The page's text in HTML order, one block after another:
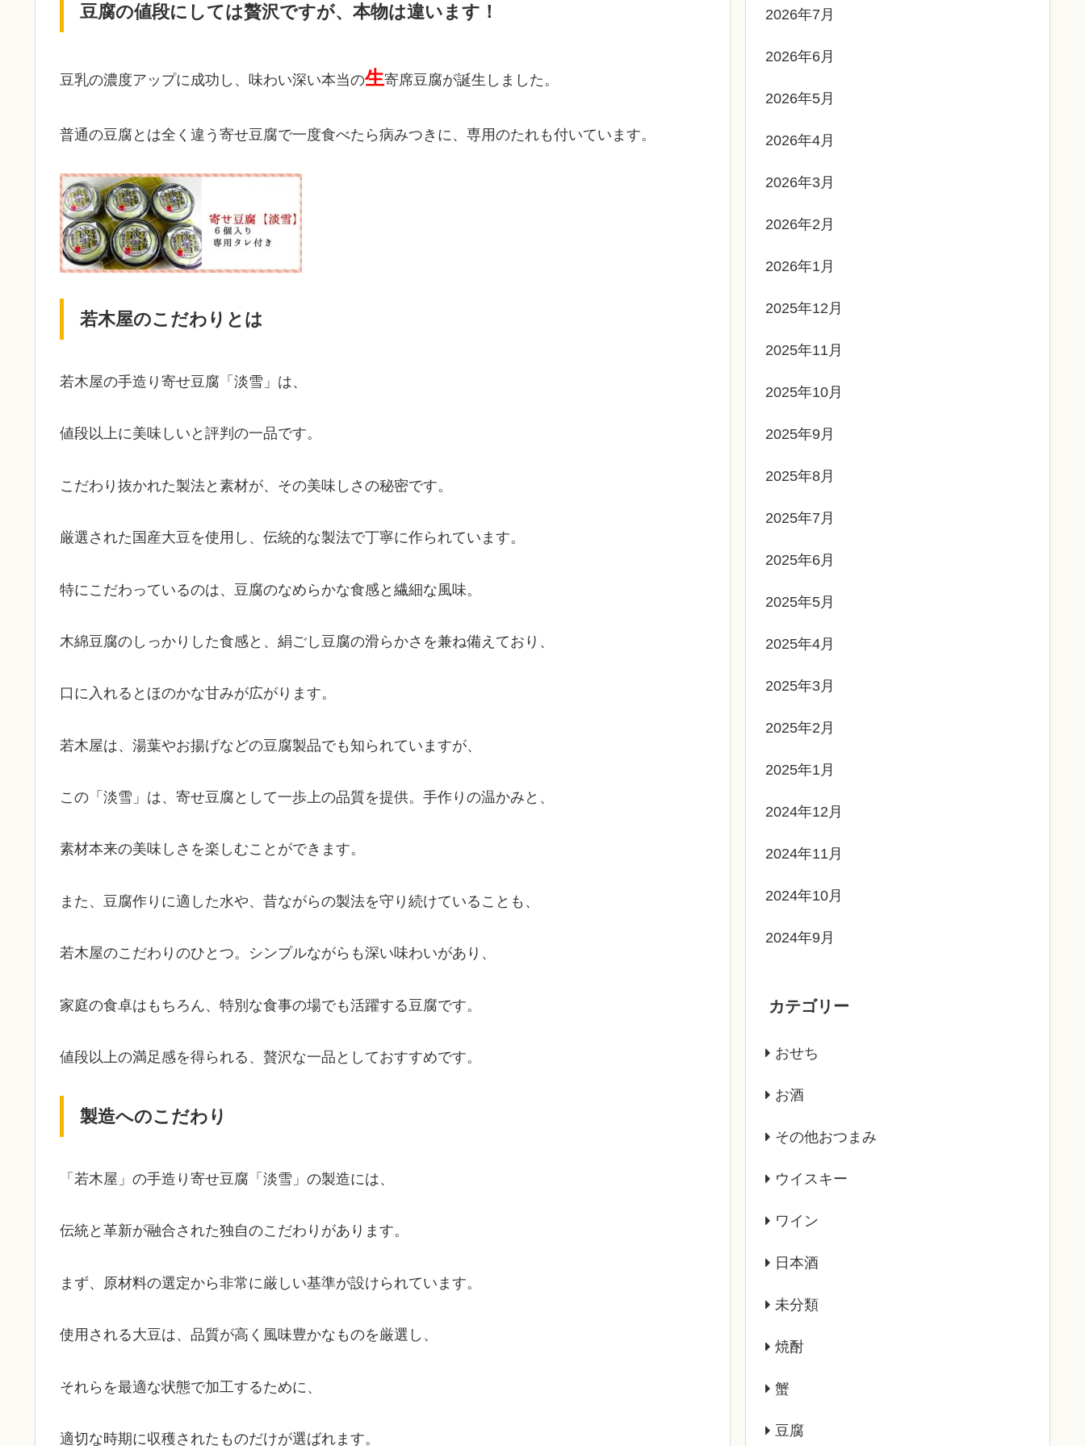
豆腐の値段にしては贅沢ですが、本物は違います！
豆乳の濃度アップに成功し、味わい深い本当の生寄席豆腐が誕生しました。
普通の豆腐とは全く違う寄せ豆腐で一度食べたら病みつきに、専用のたれも付いています。
若木屋のこだわりとは
若木屋の手造り寄せ豆腐「淡雪」は、
値段以上に美味しいと評判の一品です。
こだわり抜かれた製法と素材が、その美味しさの秘密です。
厳選された国産大豆を使用し、伝統的な製法で丁寧に作られています。
特にこだわっているのは、豆腐のなめらかな食感と繊細な風味。
木綿豆腐のしっかりした食感と、絹ごし豆腐の滑らかさを兼ね備えており、
口に入れるとほのかな甘みが広がります。
若木屋は、湯葉やお揚げなどの豆腐製品でも知られていますが、
この「淡雪」は、寄せ豆腐として一歩上の品質を提供。手作りの温かみと、
素材本来の美味しさを楽しむことができます。
また、豆腐作りに適した水や、昔ながらの製法を守り続けていることも、
若木屋のこだわりのひとつ。シンプルながらも深い味わいがあり、
家庭の食卓はもちろん、特別な食事の場でも活躍する豆腐です。
値段以上の満足感を得られる、贅沢な一品としておすすめです。
製造へのこだわり
「若木屋」の手造り寄せ豆腐「淡雪」の製造には、
伝統と革新が融合された独自のこだわりがあります。
まず、原材料の選定から非常に厳しい基準が設けられています。
使用される大豆は、品質が高く風味豊かなものを厳選し、
それらを最適な状態で加工するために、
適切な時期に収穫されたものだけが選ばれます。
2026年7月
2026年6月
2026年5月
2026年4月
2026年3月
2026年2月
2026年1月
2025年12月
2025年11月
2025年10月
2025年9月
2025年8月
2025年7月
2025年6月
2025年5月
2025年4月
2025年3月
2025年2月
2025年1月
2024年12月
2024年11月
2024年10月
2024年9月
カテゴリー
おせち
お酒
その他おつまみ
ウイスキー
ワイン
日本酒
未分類
焼酎
蟹
豆腐